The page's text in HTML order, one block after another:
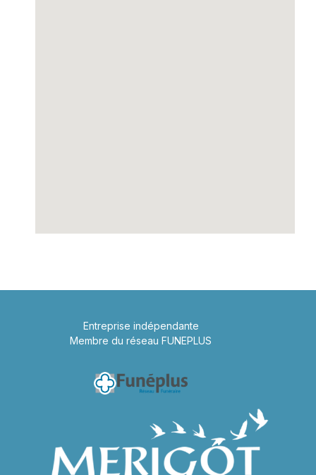
Entreprise indépendante
Membre du réseau FUNEPLUS